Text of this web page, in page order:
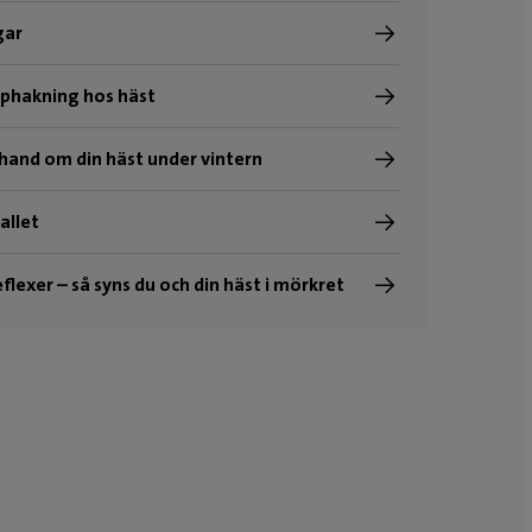
hos häst
om din häst under vintern
– så syns du och din häst i mörkret